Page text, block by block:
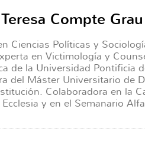
Compte Grau
Ciencias Políticas y
en Victimología y
de la Universidad Pontificia
del Máster Universitario de
Colaboradora en la
y en el Semanario